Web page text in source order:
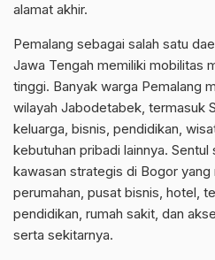
alamat akhir.
Pemalang sebagai salah satu
Jawa Tengah memiliki mobilitas
tinggi. Banyak warga Pemalang
wilayah Jabodetabek, termasuk
keluarga, bisnis, pendidikan,
kebutuhan pribadi lainnya.
kawasan strategis di Bogor yang
perumahan, pusat bisnis, hotel,
pendidikan, rumah sakit, dan
serta sekitarnya.